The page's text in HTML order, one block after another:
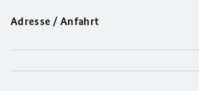
Adresse / Anfahrt